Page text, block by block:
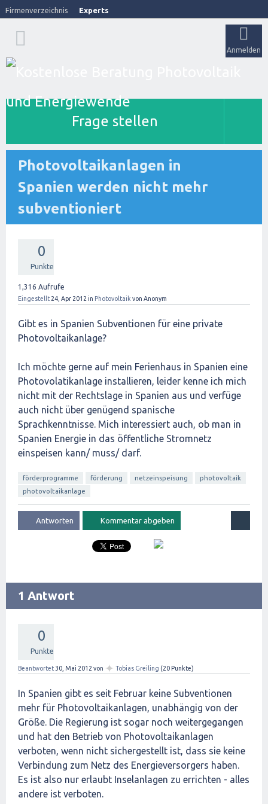
Firmenverzeichnis Experts
Anmelden
Frage stellen
Photovoltaikanlagen in
Spanien werden nicht mehr
subventioniert
0
Punkte
1,316 Aufrufe
Eingestellt 24, Apr 2012 in Photovoltaik von Anonym
Gibt es in Spanien Subventionen für eine private
Photovoltaikanlage?
Ich möchte gerne auf mein Ferienhaus in Spanien eine
Photovolatikanlage installieren, leider kenne ich mich
nicht mit der Rechtslage in Spanien aus und verfüge
auch nicht über genügend spanische
Sprachkenntnisse. Mich interessiert auch, ob man in
Spanien Energie in das öffentliche Stromnetz
einspeisen kann/ muss/ darf.
förderprogramme förderung netzeinspeisung
photovoltaik
photovoltaikanlage
1 Antwort
0
Punkte
Beantwortet 30, Mai 2012 von ✦ Tobias Greiling (20 Punkte)
In Spanien gibt es seit Februar keine Subventionen
mehr für Photovoltaikanlagen, unabhängig von der
Größe. Die Regierung ist sogar noch weitergegangen
und hat den Betrieb von Photovoltaikanlagen
verboten, wenn nicht sichergestellt ist, dass sie keine
Verbindung zum Netz des Energieversorgers haben.
Es ist also nur erlaubt Inselanlagen zu errichten - alles
andere ist verboten.